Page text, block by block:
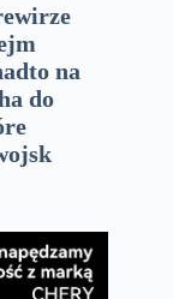
na
do